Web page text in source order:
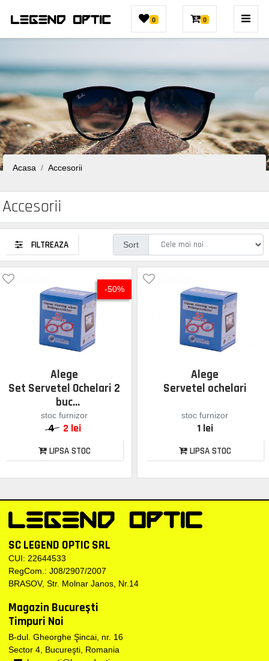
0 0
Acasa Accesorii
Accesorii
FILTREAZA Sort
-50%
Alege
Set Servetel Ochelari 2
buc
stoc furnizor
4 2 lei
LIPSA STOC
Alege
Servetel ochelari
stoc furnizor
1 lei
LIPSA STOC
SC LEGEND OPTIC SRL
CUI: 22644533
RegCom.: J08/2907/2007
BRASOV, Str. Molnar Janos, Nr.14
Magazin Bucureşti
Timpuri Noi
B-dul. Gheorghe Şincai, nr. 16
Sector 4, Bucureşti, Romania